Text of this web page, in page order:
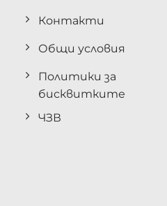
Контакти
Общи условия
Политики за
бисквитките
ЧЗВ